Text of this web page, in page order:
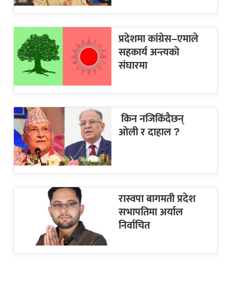
प्रदेशमा कांग्रेस–एमाले
सहकार्य अन्त्यको
संघारमा
किन नजिकिँदैछन्
ओली र दाहाल ?
रास्वपा बागमती प्रदेश
सभापतिमा अर्याल
निर्वाचित